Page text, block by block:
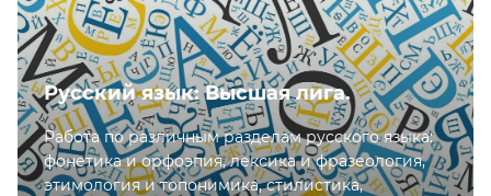
Русский язык: Высшая лига.
Работа по различным разделам русского языка:
фонетика и орфоэпия, лексика и фразеология,
этимология и топонимика, стилистика,